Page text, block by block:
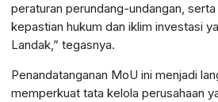
peraturan perundang-undangan,
kepastian hukum dan iklim investasi
Landak,” tegasnya.
Penandatanganan MoU ini menjadi
memperkuat tata kelola perusahaan